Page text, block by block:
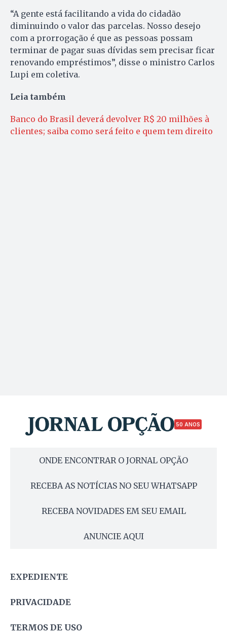
“A gente está facilitando a vida do cidadão
diminuindo o valor das parcelas. Nosso desejo
com a prorrogação é que as pessoas possam
terminar de pagar suas dívidas sem precisar ficar
renovando empréstimos”, disse o ministro Carlos
Lupi em coletiva.
Leia também
Banco do Brasil deverá devolver R$ 20 milhões à
clientes; saiba como será feito e quem tem direito
50 ANOS
ONDE ENCONTRAR O JORNAL OPÇÃO
RECEBA AS NOTÍCIAS NO SEU WHATSAPP
RECEBA NOVIDADES EM SEU EMAIL
ANUNCIE AQUI
EXPEDIENTE
PRIVACIDADE
TERMOS DE USO